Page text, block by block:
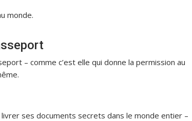
monde.
– comme c’est elle qui donne la permission au
ses documents secrets dans le monde entier –